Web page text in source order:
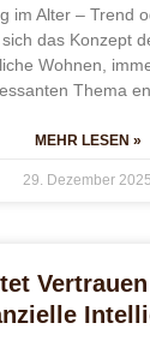
im Alter – Trend
das Konzept
Wohnen,
Thema
MEHR LESEN »
29. Dezember 2025